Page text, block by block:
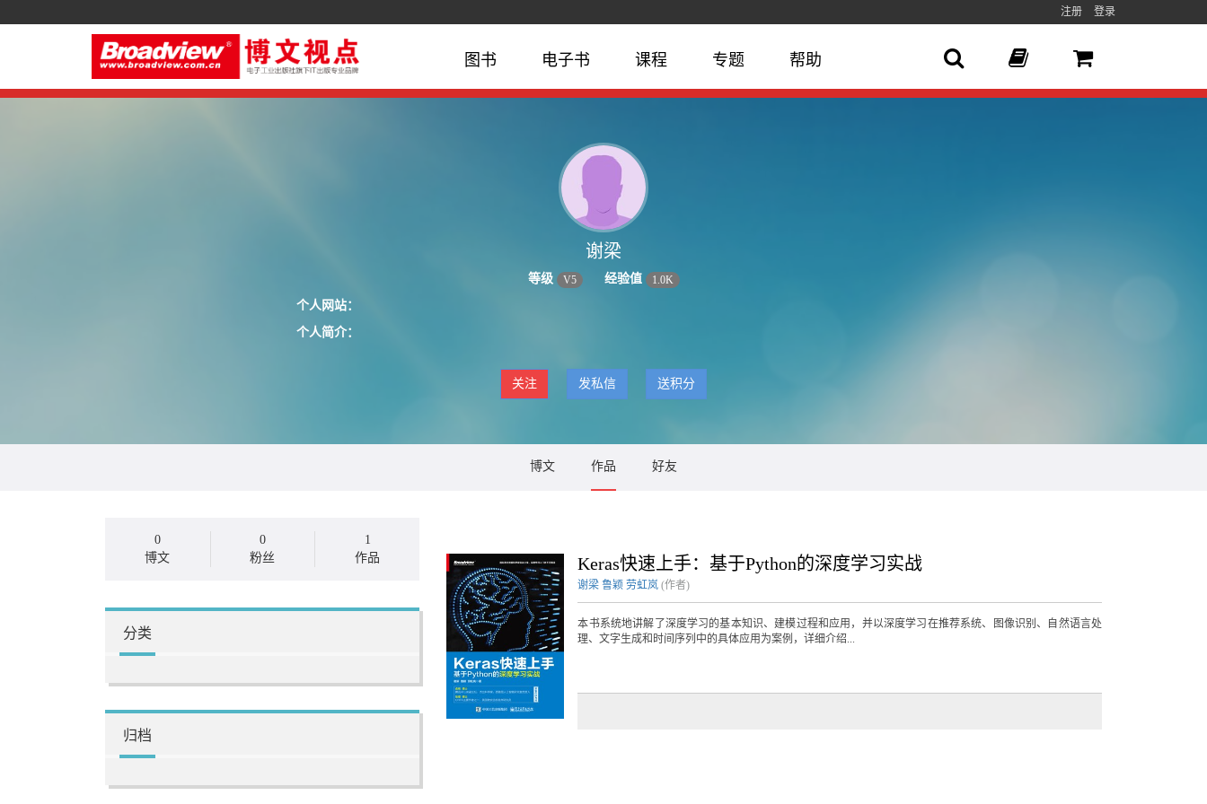
注册 登录
图书 电子书 课程 专题 帮助
谢梁
等级 V5 经验值 1.0K
个人网站：
个人简介：
关注 发私信 送积分
博文 作品 好友
0
博文
0
粉丝
1
作品
分类
归档
Keras快速上手：基于Python的深度学习实战
谢梁 鲁颖 劳虹岚 (作者)
本书系统地讲解了深度学习的基本知识、建模过程和应用，并以深度学习在推荐系统、图像识别、自然语言处
理、文字生成和时间序列中的具体应用为案例，详细介绍...